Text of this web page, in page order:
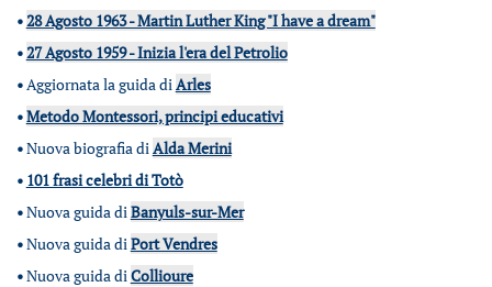
•28 Agosto 1963 - Martin Luther King "I have a dream"
•27 Agosto 1959 - Inizia l'era del Petrolio
•Aggiornata la guida diArles
•Metodo Montessori, principi educativi
•Nuova biografia diAlda Merini
• 101 frasi celebri di Totò
•Nuova guida diBanyuls-sur-Mer
•Nuova guida diPort Vendres
•Nuova guida diCollioure